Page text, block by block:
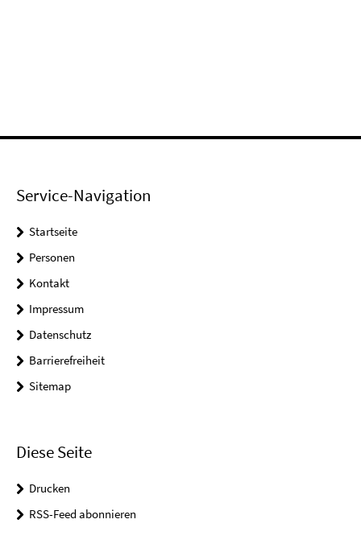
Service-Navigation
Startseite
Personen
Kontakt
Impressum
Datenschutz
Barrierefreiheit
Sitemap
Diese Seite
Drucken
RSS-Feed abonnieren